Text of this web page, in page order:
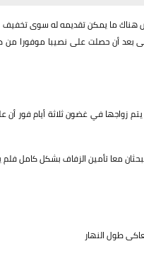
ما يمكن تقديمه له سوى تخفيف
أن حصلت على نصيبا موفورا من
زواجها في غضون ثلاثة أيام فور
معا تأمين الزفاف بشكل كامل
طول النهار